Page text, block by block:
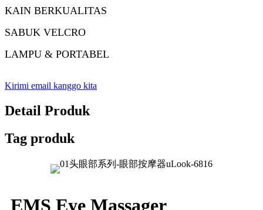
KAIN BERKUALITAS
SABUK VELCRO
LAMPU & PORTABEL
Kirimi email kanggo kita
Detail Produk
Tag produk
EMS Eye Massager